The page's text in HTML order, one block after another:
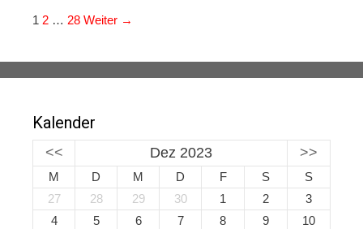
Navigation der Beiträge
1 2 … 28 Weiter →
Kalender
<< Dez 2023 >>
M D M D F S
S
27
28 29 30 1 2
3
4
5 6 7 8 9
10